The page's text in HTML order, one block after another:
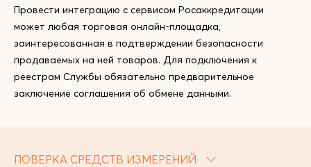
Провести интеграцию с сервисом Росаккредитации
может любая торговая онлайн-площадка,
заинтересованная в подтверждении безопасности
продаваемых на ней товаров. Для подключения к
реестрам Службы обязательно предварительное
заключение соглашения об обмене данными.
ПОВЕРКА СРЕДСТВ ИЗМЕРЕНИЙ